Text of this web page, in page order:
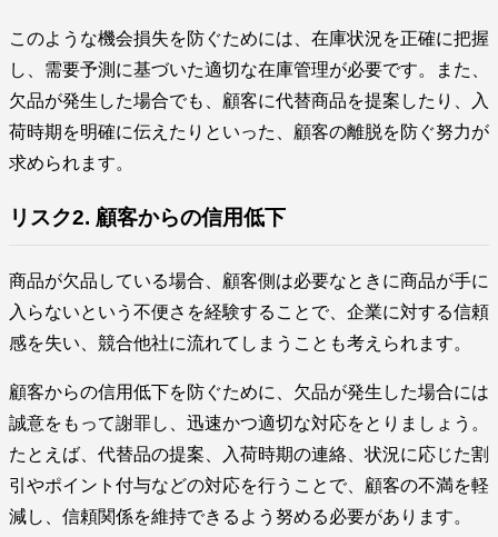
このような機会損失を防ぐためには、在庫状況を正確に把握
し、需要予測に基づいた適切な在庫管理が必要です。また、
欠品が発生した場合でも、顧客に代替商品を提案したり、入
荷時期を明確に伝えたりといった、顧客の離脱を防ぐ努力が
求められます。
リスク2. 顧客からの信用低下
商品が欠品している場合、顧客側は必要なときに商品が手に
入らないという不便さを経験することで、企業に対する信頼
感を失い、競合他社に流れてしまうことも考えられます。
顧客からの信用低下を防ぐために、欠品が発生した場合には
誠意をもって謝罪し、迅速かつ適切な対応をとりましょう。
たとえば、代替品の提案、入荷時期の連絡、状況に応じた割
引やポイント付与などの対応を行うことで、顧客の不満を軽
減し、信頼関係を維持できるよう努める必要があります。